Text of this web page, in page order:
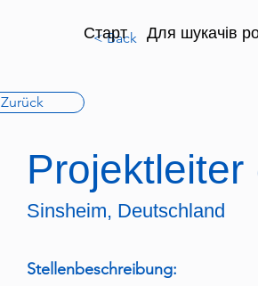
Старт Для шукачів
< Back
Zurück
Sinsheim, Deutschland
Stellenbeschreibung: